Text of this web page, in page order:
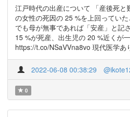
江戸時代の出産について 「産後死
の女性の死因の 25 %を上回ってい
でも母が無事であれば「安産」と記
15 %が死産、出生児の 20 %近くが
https://t.co/NSaVVna8vo 現代医学あ
2022-06-08 00:38:29
0